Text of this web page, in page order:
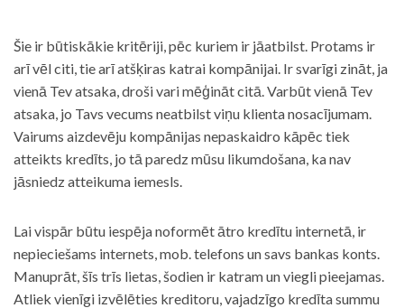
Šie ir būtiskākie kritēriji, pēc kuriem ir jāatbilst. Protams ir
arī vēl citi, tie arī atšķiras katrai kompānijai. Ir svarīgi zināt, ja
vienā Tev atsaka, droši vari mēģināt citā. Varbūt vienā Tev
atsaka, jo Tavs vecums neatbilst viņu klienta nosacījumam.
Vairums aizdevēju kompānijas nepaskaidro kāpēc tiek
atteikts kredīts, jo tā paredz mūsu likumdošana, ka nav
jāsniedz atteikuma iemesls.
Lai vispār būtu iespēja noformēt ātro kredītu internetā, ir
nepieciešams internets, mob. telefons un savs bankas konts.
Manuprāt, šīs trīs lietas, šodien ir katram un viegli pieejamas.
Atliek vienīgi izvēlēties kreditoru, vajadzīgo kredīta summu